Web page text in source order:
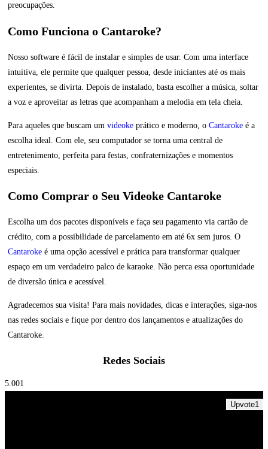
preocupações.
Como Funciona o Cantaroke?
Nosso software é fácil de instalar e simples de usar. Com uma interface
intuitiva, ele permite que qualquer pessoa, desde iniciantes até os mais
experientes, se divirta. Depois de instalado, basta escolher a música, soltar
a voz e aproveitar as letras que acompanham a melodia em tela cheia.
Para aqueles que buscam um videoke prático e moderno, o Cantaroke é a
escolha ideal. Com ele, seu computador se torna uma central de
entretenimento, perfeita para festas, confraternizações e momentos
especiais.
Como Comprar o Seu Videoke Cantaroke
Escolha um dos pacotes disponíveis e faça seu pagamento via cartão de
crédito, com a possibilidade de parcelamento em até 6x sem juros. O
Cantaroke é uma opção acessível e prática para transformar qualquer
espaço em um verdadeiro palco de karaoke. Não perca essa oportunidade
de diversão única e acessível.
Agradecemos sua visita! Para mais novidades, dicas e interações, siga-nos
nas redes sociais e fique por dentro dos lançamentos e atualizações do
Cantaroke.
Redes Sociais
5.001
Upvote1